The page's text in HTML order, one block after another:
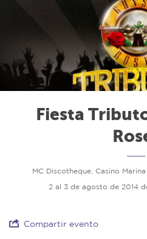
Fiesta
MC Discotheque, Casino
2 al 3 de agosto de 2014
Compartir evento